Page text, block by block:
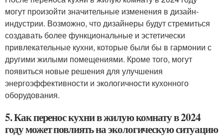
могут произойти значительные изменения в дизайн-
индустрии. Возможно, что дизайнеры будут стремиться
создавать более функциональные и эстетически
привлекательные кухни, которые были бы в гармонии с
другими жилыми помещениями. Кроме того, могут
появиться новые решения для улучшения
энергоэффективности и экологичности кухонного
оборудования.
5. Как перенос кухни в жилую комнату в 2024
году может повлиять на экологическую ситуацию